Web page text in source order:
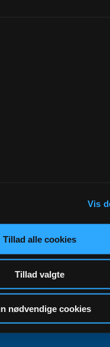
Vis
Tillad alle cookies
Tillad valgte
nødvendige cookies
Copyright ©2000 - 2026,
All times are GMT+1. This page was